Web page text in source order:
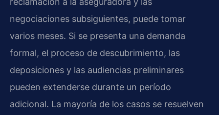
negociaciones subsiguientes, puede tomar
varios meses. Si se presenta una demanda
formal, el proceso de descubrimiento, las
deposiciones y las audiencias preliminares
pueden extenderse durante un período
adicional. La mayoría de los casos se resuelven